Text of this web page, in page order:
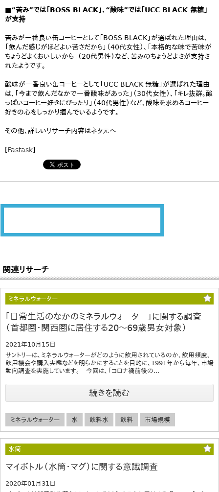
■“苦み”では「BOSS BLACK」、“酸味”では「UCC BLACK 無糖」
が支持
苦みが一番良い缶コーヒーとして「BOSS BLACK」が選ばれた理由は、
「飲んだ感じがほどよい苦さだから」（40代女性）、「本格的な味で苦味が
ちょうどよくおいしいから」（20代男性）など、苦みのちょうどよさが支持さ
れたようです。
酸味が一番良い缶コーヒーとして「UCC BLACK 無糖」が選ばれた理由
は、「今まで飲んだなかで一番酸味があった」（30代女性）、「キレ抜群。酸
っぱいコーヒー好きにぴったり」（40代男性）など、酸味を求めるコーヒー
好きの心をしっかり掴んでいるようです。
その他、詳しいリサーチ内容はネタ元へ
[Fastask]
関連リサーチ
ミネラルウォーター
｢日常生活のなかのミネラルウォーター」に関する調査
（首都圏・関西圏に居住する20～69歳男女対象）
2021年10月15日
サントリーは、ミネラルウォーターがどのように飲用されているのか、飲用頻度、
飲用機会や購入実態などを明らかにすることを目的に、1991年から毎年、市場
動向調査を実施しています。 今回は、「コロナ禍前後の...
続きを読む
ミネラルウォーター 水 飲料水 飲料 市場規模
水筒
マイボトル（水筒・マグ）に関する意識調査
2020年01月31日